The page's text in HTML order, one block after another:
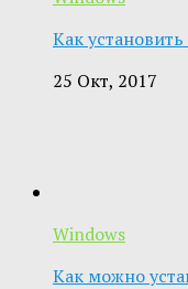
Как
25 Окт, 2017
Windows
Как можно